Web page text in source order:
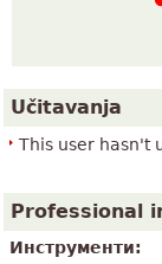
Učitavanja
This user hasn't
Professional
Инструменти: